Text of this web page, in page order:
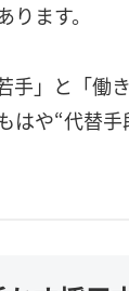
ます。
手」と「働
はや“代替